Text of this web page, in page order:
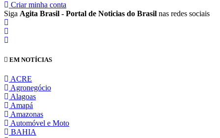
Criar minha conta
Siga Agita Brasil - Portal de Noticias do Brasil nas redes sociais
EM NOTÍCIAS
ACRE
Agronegócio
Alagoas
Amapá
Amazonas
Automóvel e Moto
BAHIA